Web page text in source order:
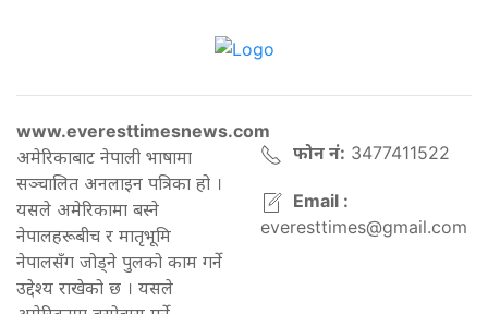
www.everesttimesnews.com
अमेरिकाबाट नेपाली भाषामा
सञ्चालित अनलाइन पत्रिका हो ।
यसले अमेरिकामा बस्ने
नेपालहरूबीच र मातृभूमि
नेपालसँग जोड्ने पुलको काम गर्ने
उद्देश्य राखेको छ । यसले
फोन नं: 3477411522
Email :
everesttimes@gmail.com